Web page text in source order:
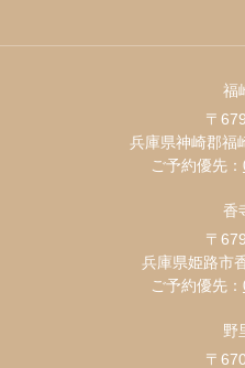
福
〒
兵庫県神崎郡福
ご予約優先：
香
〒
兵庫県姫路市
ご予約優先：
野
〒